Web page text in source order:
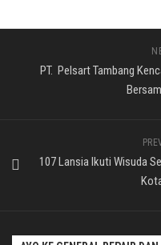
PT. Pelsart Tambang
107 Lansia Ikuti Wisuda